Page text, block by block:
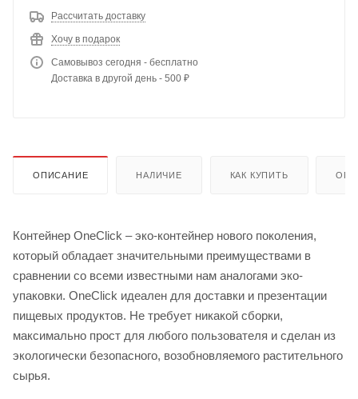
Рассчитать доставку
Хочу в подарок
Самовывоз сегодня - бесплатно
Доставка в другой день - 500 ₽
ОПИСАНИЕ НАЛИЧИЕ КАК КУПИТЬ
Контейнер OneClick – эко-контейнер нового поколения,
который обладает значительными преимуществами в
сравнении со всеми известными нам аналогами эко-
упаковки. OneClick идеален для доставки и презентации
пищевых продуктов. Не требует никакой сборки,
максимально прост для любого пользователя и сделан из
экологически безопасного, возобновляемого растительного
сырья.